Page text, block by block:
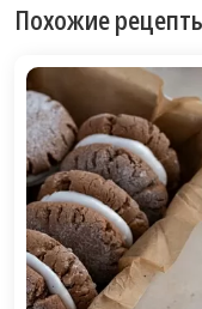
Похожие